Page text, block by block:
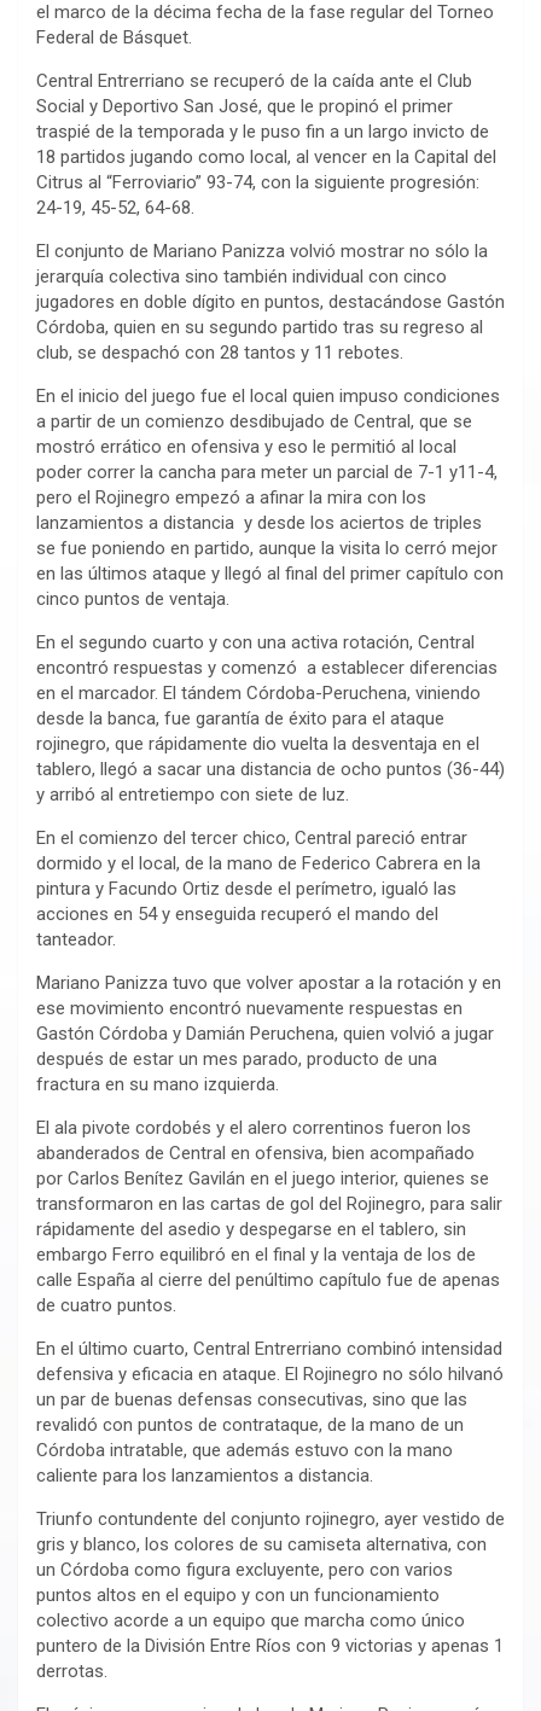
el marco de la décima fecha de la fase regular del Torneo
Federal de Básquet.
Central Entrerriano se recuperó de la caída ante el Club
Social y Deportivo San José, que le propinó el primer
traspié de la temporada y le puso fin a un largo invicto de
18 partidos jugando como local, al vencer en la Capital del
Citrus al “Ferroviario” 93-74, con la siguiente progresión:
24-19, 45-52, 64-68.
El conjunto de Mariano Panizza volvió mostrar no sólo la
jerarquía colectiva sino también individual con cinco
jugadores en doble dígito en puntos, destacándose Gastón
Córdoba, quien en su segundo partido tras su regreso al
club, se despachó con 28 tantos y 11 rebotes.
En el inicio del juego fue el local quien impuso condiciones
a partir de un comienzo desdibujado de Central, que se
mostró errático en ofensiva y eso le permitió al local
poder correr la cancha para meter un parcial de 7-1 y11-4,
pero el Rojinegro empezó a afinar la mira con los
lanzamientos a distancia y desde los aciertos de triples
se fue poniendo en partido, aunque la visita lo cerró mejor
en las últimos ataque y llegó al final del primer capítulo con
cinco puntos de ventaja.
En el segundo cuarto y con una activa rotación, Central
encontró respuestas y comenzó a establecer diferencias
en el marcador. El tándem Córdoba-Peruchena, viniendo
desde la banca, fue garantía de éxito para el ataque
rojinegro, que rápidamente dio vuelta la desventaja en el
tablero, llegó a sacar una distancia de ocho puntos (36-44)
y arribó al entretiempo con siete de luz.
En el comienzo del tercer chico, Central pareció entrar
dormido y el local, de la mano de Federico Cabrera en la
pintura y Facundo Ortiz desde el perímetro, igualó las
acciones en 54 y enseguida recuperó el mando del
tanteador.
Mariano Panizza tuvo que volver apostar a la rotación y en
ese movimiento encontró nuevamente respuestas en
Gastón Córdoba y Damián Peruchena, quien volvió a jugar
después de estar un mes parado, producto de una
fractura en su mano izquierda.
El ala pivote cordobés y el alero correntinos fueron los
abanderados de Central en ofensiva, bien acompañado
por Carlos Benítez Gavilán en el juego interior, quienes se
transformaron en las cartas de gol del Rojinegro, para salir
rápidamente del asedio y despegarse en el tablero, sin
embargo Ferro equilibró en el final y la ventaja de los de
calle España al cierre del penúltimo capítulo fue de apenas
de cuatro puntos.
En el último cuarto, Central Entrerriano combinó intensidad
defensiva y eficacia en ataque. El Rojinegro no sólo hilvanó
un par de buenas defensas consecutivas, sino que las
revalidó con puntos de contrataque, de la mano de un
Córdoba intratable, que además estuvo con la mano
caliente para los lanzamientos a distancia.
Triunfo contundente del conjunto rojinegro, ayer vestido de
gris y blanco, los colores de su camiseta alternativa, con
un Córdoba como figura excluyente, pero con varios
puntos altos en el equipo y con un funcionamiento
colectivo acorde a un equipo que marcha como único
puntero de la División Entre Ríos con 9 victorias y apenas 1
derrotas.